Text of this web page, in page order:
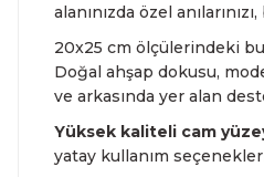
alanınızda özel
20x25 cm ölçülerindeki
Doğal ahşap dokusu,
ve arkasında yer alan
Yüksek kaliteli cam
yatay kullanım